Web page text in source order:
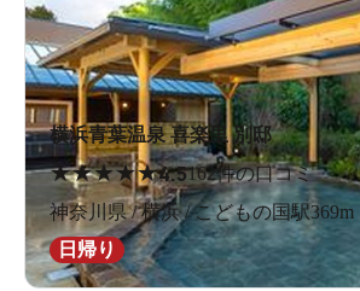
横浜青葉温泉 喜楽里 別邸
★★★★★4.5162件の口コミ
神奈川県 / 横浜 / こどもの国駅369m
日帰り